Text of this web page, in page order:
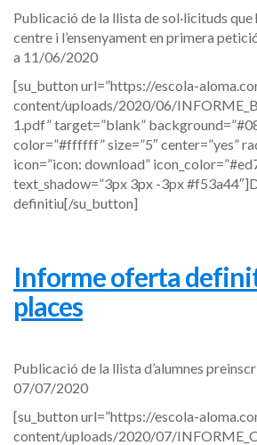
Publicació de la llista de sol·licituds que
centre i l’ensenyament en primera
a 11/06/2020
[su_button url=”https://escola-
content/uploads/2020/06/
1.pdf” target=”blank”
color=”#ffffff” size=”5″ center=”yes”
icon=”icon: download”
text_shadow=”3px 3px -3px
definitiu[/su_button]
Informe oferta
places
Publicació de la llista d’alumnes
07/07/2020
[su_button url=”https://escola-
content/uploads/2020/07/